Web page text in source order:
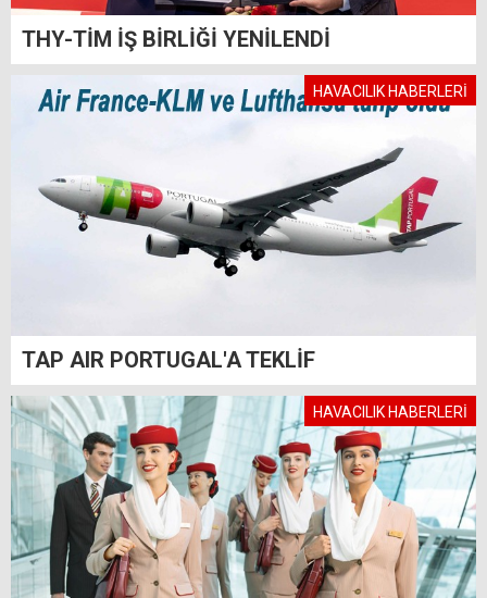
THY-TİM İŞ BİRLİĞİ YENİLENDİ
HAVACILIK HABERLERİ
TAP AIR PORTUGAL'A TEKLİF
HAVACILIK HABERLERİ